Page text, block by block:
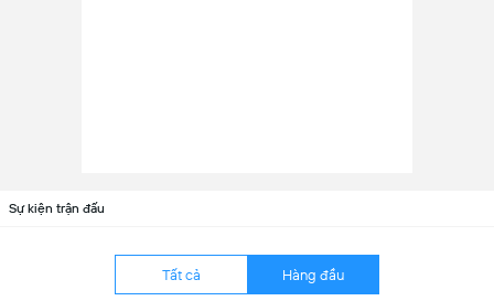
Sự kiện trận đấu
Tất cả Hàng đầu